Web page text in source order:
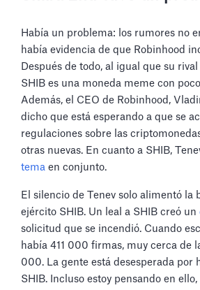
Había un problema: los rumores no
había evidencia de que Robinhood
Después de todo, al igual que su
SHIB es una moneda meme con
Además, el CEO de Robinhood,
dicho que está esperando a que se
regulaciones sobre las
otras nuevas. En cuanto a SHIB,
tema en conjunto.
El silencio de Tenev solo alimentó la
ejército SHIB. Un leal a SHIB creó un
solicitud que se incendió. Cuando
había 411 000 firmas, muy cerca de
000. La gente está desesperada por
SHIB. Incluso estoy pensando en